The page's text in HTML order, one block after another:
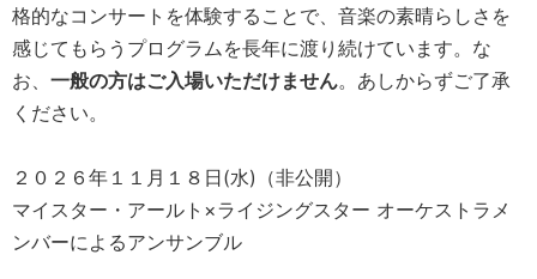
格的なコンサートを体験することで、音楽の素晴らしさを
感じてもらうプログラムを長年に渡り続けています。な
お、 一般の方はご入場いただけません。あしからずご了承
ください。
２０２６年１１月１８日(水)（非公開）
マイスター・アールト×ライジングスター オーケストラメ
ンバーによるアンサンブル